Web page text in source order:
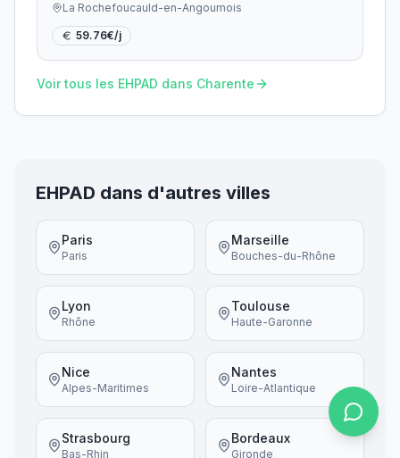
La Rochefoucauld-en-Angoumois
59.76€/j
Voir tous les EHPAD dans Charente
EHPAD dans d'autres villes
Paris
Paris
Marseille
Bouches-du-Rhône
Lyon
Rhône
Toulouse
Haute-Garonne
Nice
Alpes-Maritimes
Nantes
Loire-Atlantique
Strasbourg
Bas-Rhin
Bordeaux
Gironde